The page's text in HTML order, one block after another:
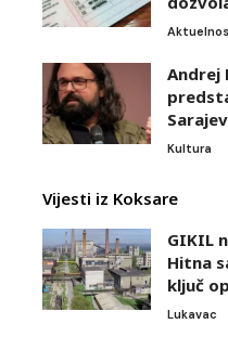
Andrej
Kultura
Vijesti iz Koksare
GIKIL
Hitna
ključ
Lukavac